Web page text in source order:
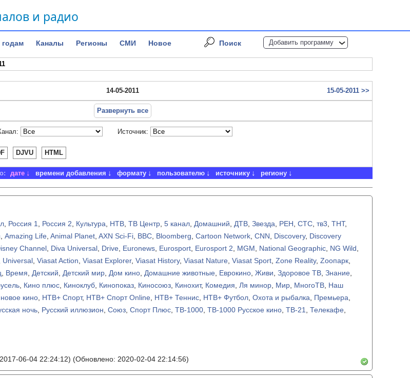
и радио
годам Каналы Регионы СМИ Новое Поиск Добавить программу
14-05-2011 15-05-2011 >>
Развернуть все
Источник:
DJVU HTML
дате времени добавления формату пользователю источнику региону
Россия 1 Россия 2 Культура НТВ ТВ Центр 5 канал Домашний ДТВ Звезда РЕН СТС тв3 ТНТ,
Amazing Life Animal Planet AXN Sci-Fi BBC Bloomberg Cartoon Network CNN Discovery, Discovery
Channel Diva Universal Drive Euronews Eurosport Eurosport 2 MGM National Geographic NG Wild
Universal Viasat Action Viasat Explorer, Viasat History, Viasat Nature Viasat Sport Zone Reality, Zooпарк
Время Детский Детский мир Дом кино Домашние животные Еврокино Живи Здоровое ТВ Знание
Кино плюс Киноклуб Кинопоказ Киносоюз Кинохит, Комедия Ля минор Мир МногоТВ Наш
кино НТВ+ Спорт, НТВ+ Спорт Online НТВ+ Теннис НТВ+ Футбол Охота и рыбалка Премьера
ночь Русский иллюзион Союз Спорт Плюс ТВ-1000 ТВ-1000 Русское кино ТВ-21 Телекафе
06-04 22:24:12) (Обновлено: 2020-02-04 22:14:56)